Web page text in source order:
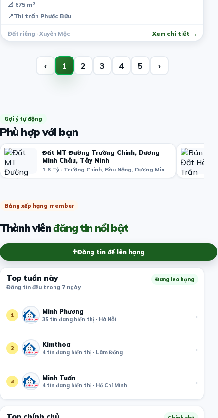
📐 675 m²
📍Thị trấn Phước Bữu
Đất riêng · Xuyên Mộc Xem chi tiết →
‹ 1 2 3 4 5 ›
Gợi ý tự động
Phù hợp với bạn
Đất MT Đường Trường Chinh, Dương
Minh Châu, Tây Ninh
1.6 Tỷ · Trường Chinh, Bàu Năng, Dương Minh Châu, Tây Ninh, Vietnam
Bảng xếp hạng member
Thành viênđăng tin nổi bật
Đăng tin để lên hạng
Top tuần này
Đăng tin đều trong 7 ngày
Đang leo hạng
1 Minh Phương
35 tin đang hiển thị · Hà Nội →
2 Kimthoa
4 tin đang hiển thị · Lâm Đồng →
3 Minh Tuấn
4 tin đang hiển thị · Hồ Chí Minh →
Top chính chủ